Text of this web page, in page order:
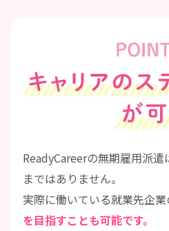
ReadyCareerの無期雇用派
まではありません。
実際に働いている就業先企業
を目指すことも可能です。